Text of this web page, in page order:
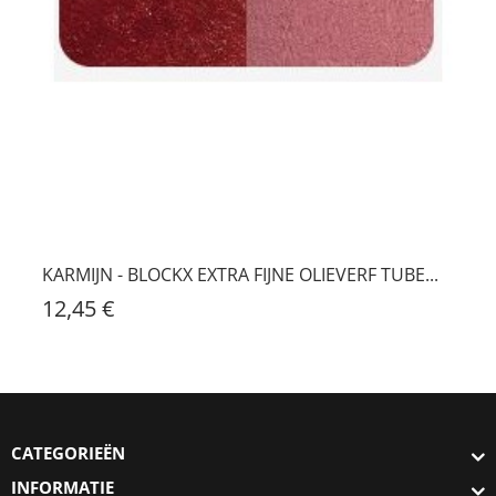
KARMIJN - BLOCKX EXTRA FIJNE OLIEVERF TUBE...
12,45 €
CATEGORIEËN
INFORMATIE